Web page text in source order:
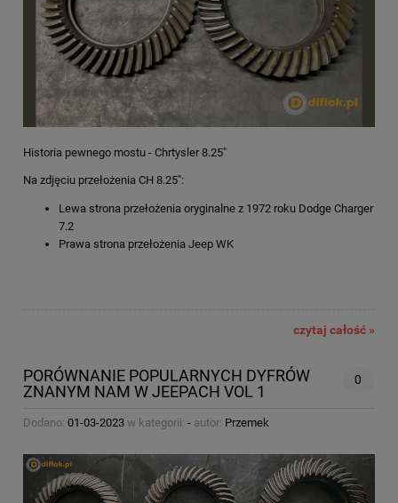
Historia pewnego mostu - Chrtysler 8.25"
Na zdjęciu przełożenia CH 8.25":
Lewa strona przełożenia oryginalne z 1972 roku Dodge Charger
7.2
Prawa strona przełożenia Jeep WK
czytaj całość »
PORÓWNANIE POPULARNYCH DYFRÓW
ZNANYM NAM W JEEPACH VOL 1
0
Dodano: 01-03-2023 w kategorii: - autor: Przemek